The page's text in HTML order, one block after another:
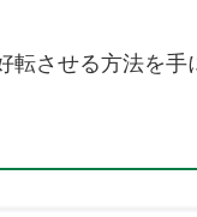
転させる方法を手